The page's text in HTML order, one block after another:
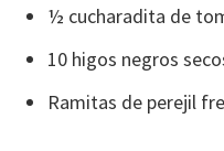
½ cucharadita de
10 higos negros
Ramitas de perejil